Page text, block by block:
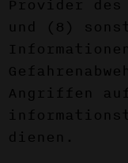
Provider des
und (8)
Angriffen
dienen.